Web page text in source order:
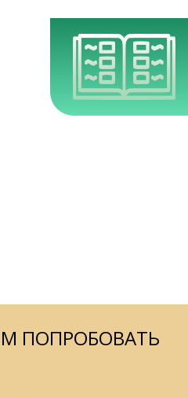
ПОПРОБОВАТЬ